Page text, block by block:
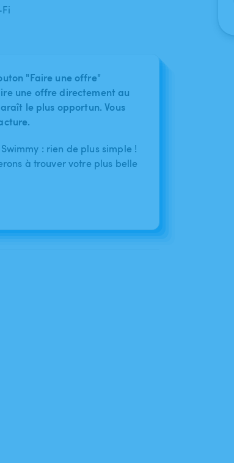
"Faire une offre"
une offre directement au
le plus opportun. Vous
: rien de plus simple !
à trouver votre plus belle